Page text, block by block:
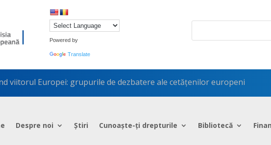
Powered by
Translate
viitorul Europei: grupurile de dezbatere ale cetățenilor europeni
Despre noi Știri Cunoaște-ți drepturile Bibliotecă